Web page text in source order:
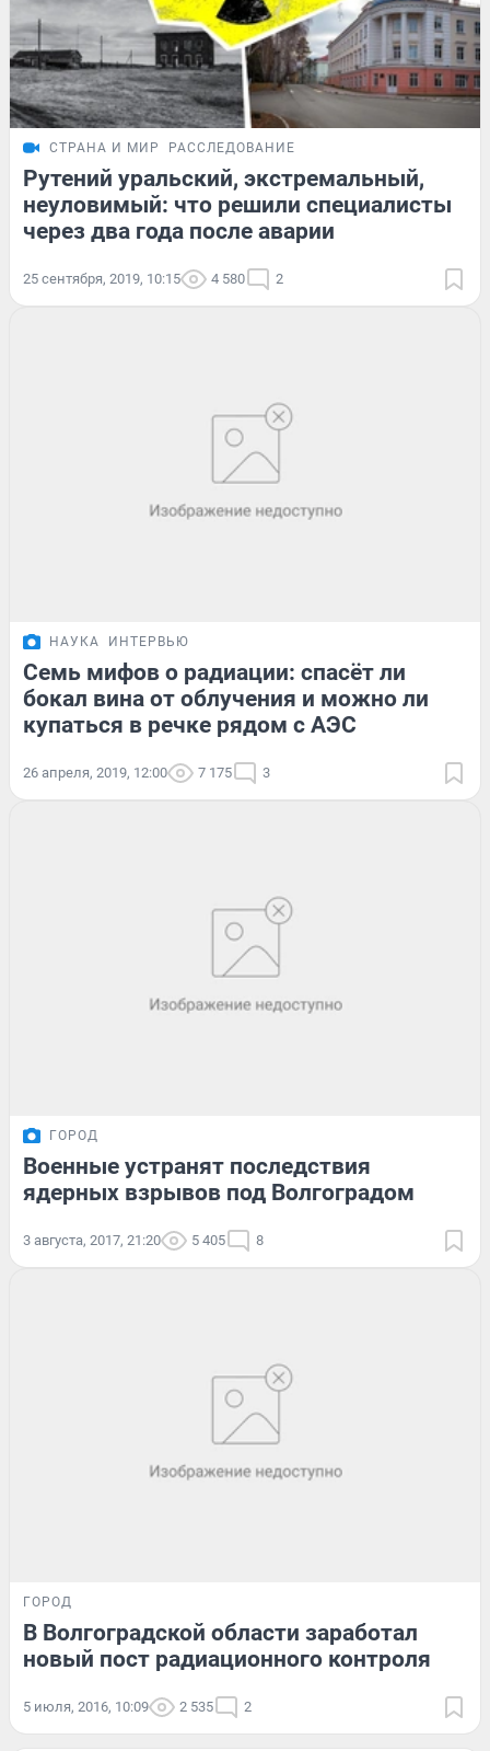
СТРАНА И МИР РАССЛЕДОВАНИЕ
Рутений уральский, экстремальный,
неуловимый: что решили специалисты
через два года после аварии
25 сентября, 2019, 10:15 4 580 2
НАУКА ИНТЕРВЬЮ
Семь мифов о радиации: спасёт ли
бокал вина от облучения и можно ли
купаться в речке рядом с АЭС
26 апреля, 2019, 12:00 7 175 3
ГОРОД
Военные устранят последствия
ядерных взрывов под Волгоградом
3 августа, 2017, 21:20 5 405 8
ГОРОД
В Волгоградской области заработал
новый пост радиационного контроля
5 июля, 2016, 10:09 2 535 2